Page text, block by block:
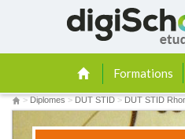
Formations
> Diplomes > DUT STID > DUT STID